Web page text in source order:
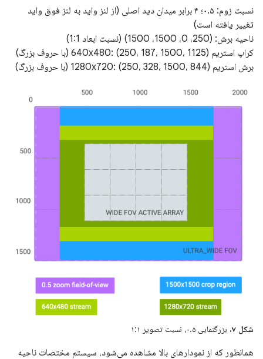
نسبت زوم: ۰.۵؛ ۴ برابر میدان دید اصلی (از لنز واید به لنز فوق واید
تغییر یافته است)
ناحیه برش: (250، 0، 1500، 1500) (نسبت ابعاد 1:1)
کراپ استریم 640x480: (250، 187، 1500، 1125) (با حروف بزرگ)
برش استریم 1280x720: (250، 328، 1500، 844) (با حروف بزرگ)
شکل ۷. بزرگنمایی ۰.۵، نسبت تصویر ۱:۱
همانطور که از نمودارهای بالا مشاهده می‌شود، سیستم مختصات ناحیه